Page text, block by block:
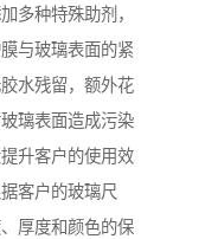
多种特殊助剂，
与玻璃表面的紧
水残留，额外花
璃表面造成污染
升客户的使用效
客户的玻璃尺
厚度和颜色的保